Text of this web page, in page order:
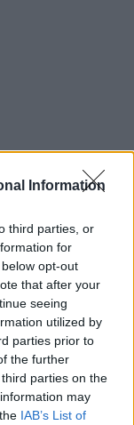
Information
third parties, or
for
opt-out
that after your
seeing
utilized by
parties prior to
the further
parties on the
may
IAB’s List of